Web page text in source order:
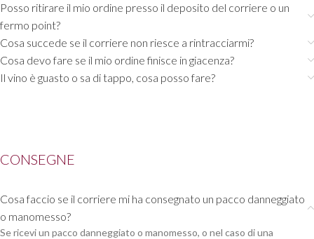
Posso ritirare il mio ordine presso il deposito del corriere o un
fermo point?
Cosa succede se il corriere non riesce a rintracciarmi?
Cosa devo fare se il mio ordine finisce in giacenza?
Il vino è guasto o sa di tappo, cosa posso fare?
CONSEGNE
Cosa faccio se il corriere mi ha consegnato un pacco danneggiato
o manomesso?
Se ricevi un pacco danneggiato o manomesso, o nel caso di una